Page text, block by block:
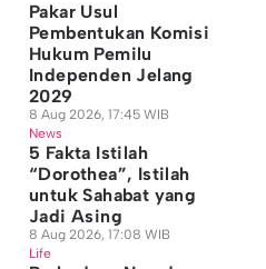
Pakar Usul
Pembentukan Komisi
Hukum Pemilu
Independen Jelang
2029
8 Aug 2026, 17:45 WIB
News
5 Fakta Istilah
“Dorothea”, Istilah
untuk Sahabat yang
Jadi Asing
8 Aug 2026, 17:08 WIB
Life